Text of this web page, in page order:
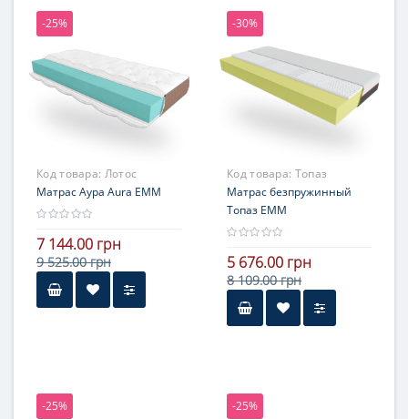
Жесткость
стороны с разной
жесткостью
-25%
Код товара: Лотос
Матрас Аура Aura ЕММ
7 144.00 грн
9 525.00 грн
-30%
Код товара: Топаз
Матрас безпружинный
Топаз ЕММ
5 676.00 грн
8 109.00 грн
-25% -25%